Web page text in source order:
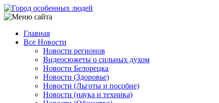
Перейти
к
содержанию
Main
navigation
Главная
Все Новости
Новости регионов
Видеосюжеты о сильных духом
Новости Белорецка
Новости (Здоровье)
Новости (Льготы и пособие)
Новости (наука и техника)